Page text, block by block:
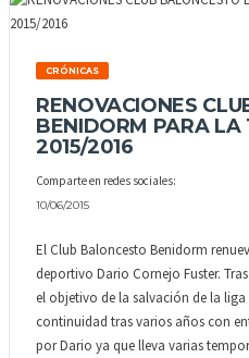
CRÓNICAS
RENOVACIONES
BENIDORM PARA
2015/2016
Comparte en redes sociales:
10/06/2015
El Club Baloncesto Benidorm
deportivo Dario Cornejo Fuster.
el objetivo de la salvación de la
continuidad tras varios años con
por Dario ya que lleva varias